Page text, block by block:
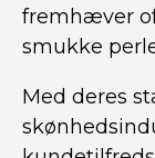
fremhæver
smukke
Med deres